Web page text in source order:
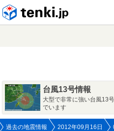
台風13号情報
大型で非常に強い台風13
でいます
過去の地震情報 2012年09月16日